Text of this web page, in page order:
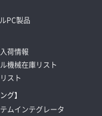
PC製品
荷情報
機械在庫リスト
スト
グ】
ムインテグレータ